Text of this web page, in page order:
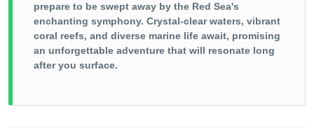
prepare to be swept away by the Red Sea's
enchanting symphony. Crystal-clear waters, vibrant
coral reefs, and diverse marine life await, promising
an unforgettable adventure that will resonate long
after you surface.